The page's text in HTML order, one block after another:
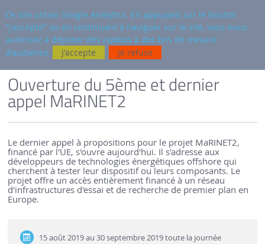
fr
Ce site utilise Google Analytics. En appuyant sur le bouton
"j'accepte" ou en continuant à naviguer sur le site, vous nous
autorisez à déposer des cookies à des fins de mesure
d'audience.
J'accepte Je refuse
Ouverture du 5ème et dernier
appel MaRINET2
Le dernier appel à propositions pour le projet MaRINET2,
financé par l'UE, s'ouvre aujourd'hui. Il s'adresse aux
développeurs de technologies énergétiques offshore qui
cherchent à tester leur dispositif ou leurs composants. Le
projet offre un accès entièrement financé à un réseau
d'infrastructures d'essai et de recherche de premier plan en
Europe.
15 août 2019 au 30 septembre 2019toute la journée